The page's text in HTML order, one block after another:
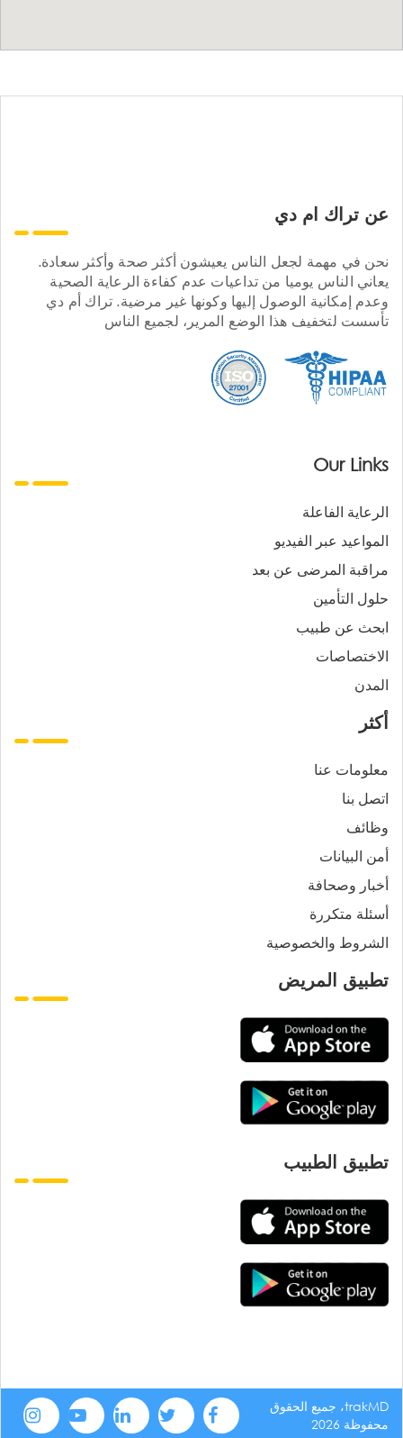
عن تراك ام دي
نحن في مهمة لجعل الناس يعيشون أكثر صحة وأكثر سعادة.
يعاني الناس يوميا من تداعيات عدم كفاءة الرعاية الصحية
وعدم إمكانية الوصول إليها وكونها غير مرضية. تراك أم دي
تأسست لتخفيف هذا الوضع المرير، لجميع الناس
Our Links
الرعاية الفاعلة
المواعيد عبر الفيديو
مراقبة المرضى عن بعد
حلول التأمين
ابحث عن طبيب
الاختصاصات
المدن
أكثر
معلومات عنا
اتصل بنا
وظائف
أمن البيانات
أخبار وصحافة
أسئلة متكررة
الشروط والخصوصية
تطبيق المريض
تطبيق الطبيب
trakMD، جميع الحقوق
محفوظة 2026